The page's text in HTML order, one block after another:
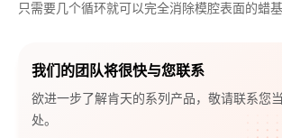
只需要几个循环就可以完全消除模腔表面的蜡基
我们的团队将很快与您联系
欲进一步了解肯天的系列产品，敬请联系您
处。